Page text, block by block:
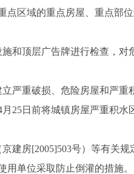
点区域的重点房屋、重点部
和顶层广告牌进行检查，对
严重破损、危险房屋和严重
25日前将城镇房屋严重积水
建房[2005]503号）等有关
单位采取防止倒灌的措施